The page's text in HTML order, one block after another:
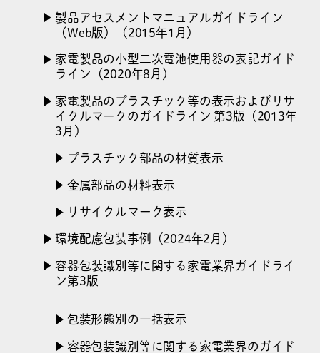
製品アセスメントマニュアルガイドライン
（Web版）
（2015年1月）
家電製品の小型二次電池使用器の表記ガイド
ライン（2020年8月）
家電製品のプラスチック等の表示およびリサ
イクルマークのガイドライン 第3版（2013年
3月）
プラスチック部品の材質表示
金属部品の材料表示
リサイクルマーク表示
環境配慮包装事例（2024年2月）
容器包装識別等に関する家電業界ガイドライ
ン第3版
包装形態別の一括表示
容器包装識別等に関する家電業界のガイド